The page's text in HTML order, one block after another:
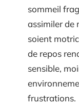
sommeil
assimiler de
soient
de repos
sensible,
frustrations.